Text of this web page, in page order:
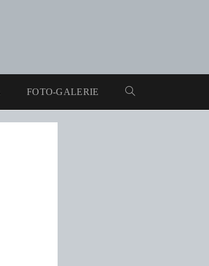
FOTO-GALERIE WEBSITE-